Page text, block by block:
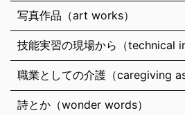
写真作品（art works）
技能実習の現場から（technical
職業としての介護（caregiving
詩とか（wonder words）